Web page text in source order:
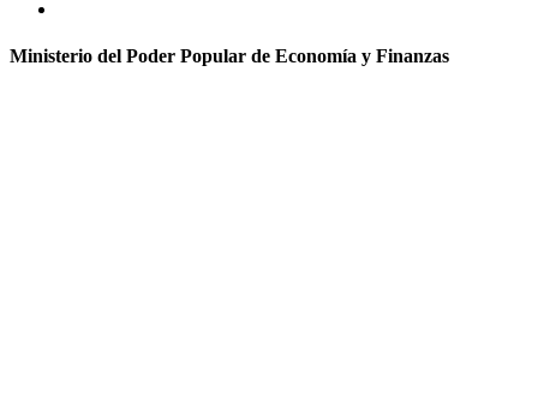
Ministerio del Poder Popular de Economía y Finanzas